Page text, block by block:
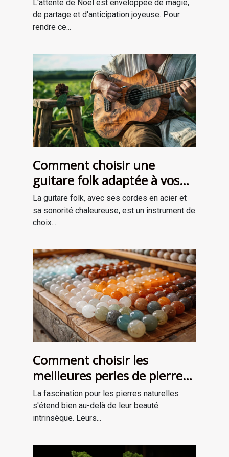
L'attente de Noël est enveloppée de magie,
de partage et d'anticipation joyeuse. Pour
rendre ce...
Comment choisir une
guitare folk adaptée à vos
besoins
La guitare folk, avec ses cordes en acier et
sa sonorité chaleureuse, est un instrument de
choix...
Comment choisir les
meilleures perles de pierre
naturelle pour vos projets de
bijouterie et de lithothérapie
La fascination pour les pierres naturelles
s'étend bien au-delà de leur beauté
intrinsèque. Leurs...